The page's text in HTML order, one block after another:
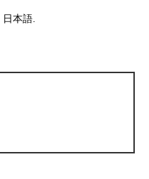
日本語